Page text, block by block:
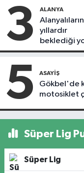
3 ALANYA
Alanyalıların
yıllardır
beklediği
askıdan
5 ASAYIŞ
Gökbel'de
motosiklet
Süper Lig
Süper Lig